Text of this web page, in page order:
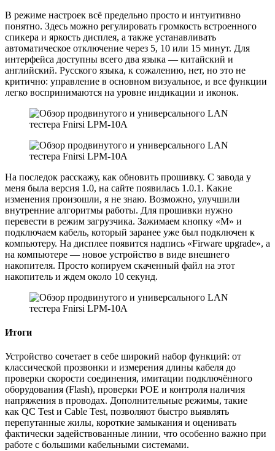
В режиме настроек всё предельно просто и интуитивно
понятно. Здесь можно регулировать громкость встроенного
спикера и яркость дисплея, а также устанавливать
автоматическое отключение через 5, 10 или 15 минут. Для
интерфейса доступны всего два языка — китайский и
английский. Русского языка, к сожалению, нет, но это не
критично: управление в основном визуальное, и все функции
легко воспринимаются на уровне индикации и иконок.
На последок расскажу, как обновить прошивку. С завода у
меня была версия 1.0, на сайте появилась 1.0.1. Какие
изменения произошли, я не знаю. Возможно, улучшили
внутренние алгоритмы работы. Для прошивки нужно
перевести в режим загрузчика. Зажимаем кнопку «М» и
подключаем кабель, который заранее уже был подключен к
компьютеру. На дисплее появится надпись «Firware upgrade», а
на компьютере — новое устройство в виде внешнего
накопителя. Просто копируем скаченный файл на этот
накопитель и ждем около 10 секунд.
Итоги
Устройство сочетает в себе широкий набор функций: от
классической прозвонки и измерения длины кабеля до
проверки скорости соединения, имитации подключённого
оборудования (Flash), проверки POE и контроля наличия
напряжения в проводах. Дополнительные режимы, такие
как QC Test и Cable Test, позволяют быстро выявлять
перепутанные жилы, короткие замыкания и оценивать
фактически задействованные линии, что особенно важно при
работе с большими кабельными системами.